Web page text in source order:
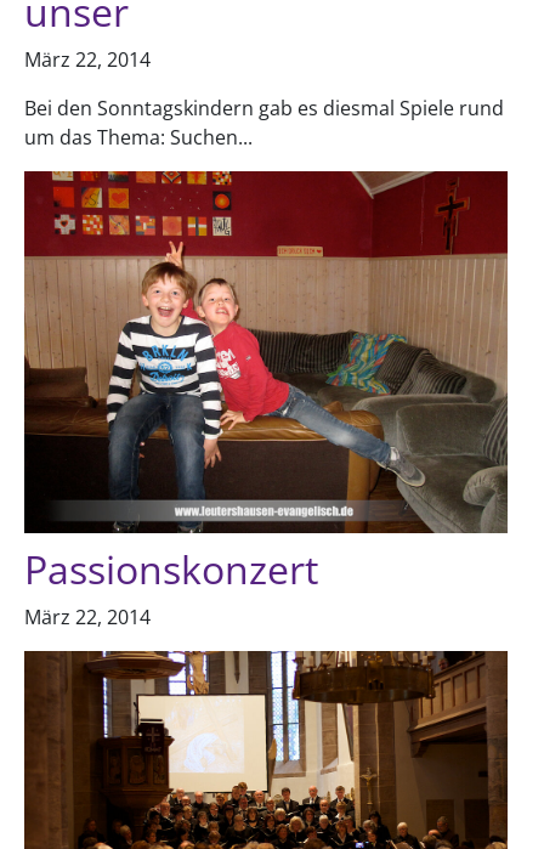
unser
März 22, 2014
Bei den Sonntagskindern gab es diesmal Spiele rund
um das Thema: Suchen...
Passionskonzert
März 22, 2014